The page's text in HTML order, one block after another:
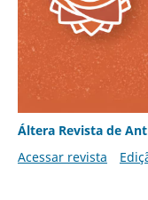
Áltera Revista de
Acessar revista